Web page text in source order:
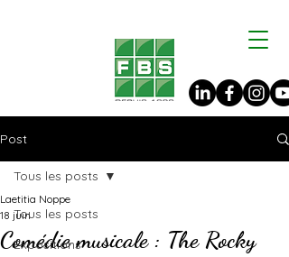
Post
Tous les posts
Expositions
Tous les posts
Comédie musicale : The Rocky
Laetitia Noppe
18 juin